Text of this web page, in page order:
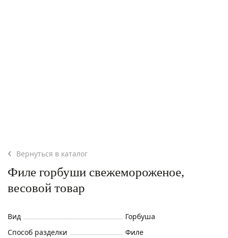
Вернуться в каталог
Филе горбуши свежемороженое,
весовой товар
Вид
Горбуша
Способ разделки
Филе